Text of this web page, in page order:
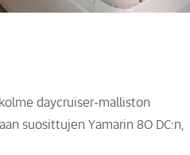
daycruiser-malliston
suosittujen Yamarin 80 DC:n,